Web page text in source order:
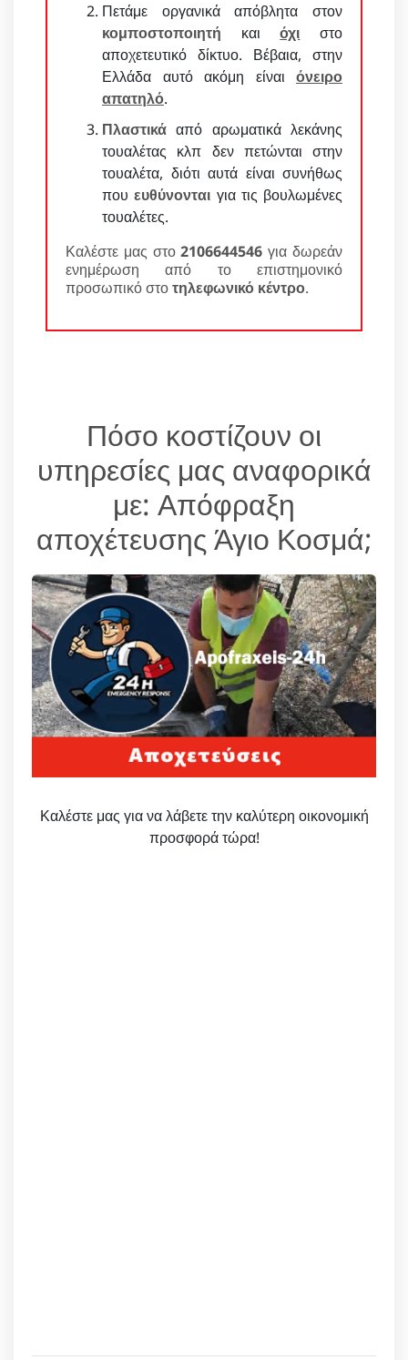
Πετάμε οργανικά απόβλητα στον
κομποστοποιητή καιόχι στο
αποχετευτικό δίκτυο. Βέβαια, στην
Ελλάδα αυτό ακόμη είναι όνειρο
απατηλό.
Πλαστικά από αρωματικά λεκάνης
τουαλέτας κλπ δεν πετώνται στην
τουαλέτα, διότι αυτά είναι συνήθως
πουευθύνονται για τις βουλωμένες
τουαλέτες.
Καλέστε μας στο2106644546 για δωρεάν
ενημέρωση από το επιστημονικό
προσωπικό στοτηλεφωνικό κέντρο.
Πόσο κοστίζουν οι
υπηρεσίες μας αναφορικά
με: Απόφραξη
αποχέτευσης Άγιο Κοσμά;
Καλέστε μας για να λάβετε την καλύτερη οικονομική
προσφορά τώρα!